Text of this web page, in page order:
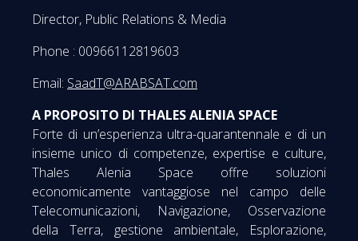
Director, Public Relations & Media
Phone : 00966112819603
Email: SaadT@ARABSAT.com
A PROPOSITO DI THALES ALENIA SPACE
Forte di un’esperienza ultra-quarantennale e di un
insieme unico di competenze, expertise e culture,
Thales Alenia Space offre soluzioni
economicamente vantaggiose nel campo delle
Telecomunicazioni, Navigazione, Osservazione
della Terra, gestione ambientale, Esplorazione,